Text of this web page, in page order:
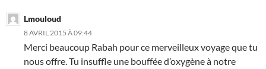
Lmouloud
8 AVRIL 2015 À 09:44
Merci beaucoup Rabah pour ce merveilleux voyage que tu
nous offre. Tu insuffle une bouffée d’oxygène à notre